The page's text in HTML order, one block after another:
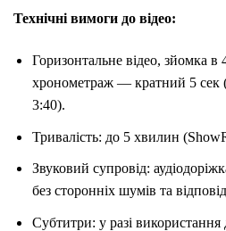
Технічні вимоги до відео:
Горизонтальне відео, зйомка в
хронометраж — кратний 5 сек
3:40).
Тривалість: до 5 хвилин
Звуковий супровід:
без сторонніх шумів та
Субтитри: у разі